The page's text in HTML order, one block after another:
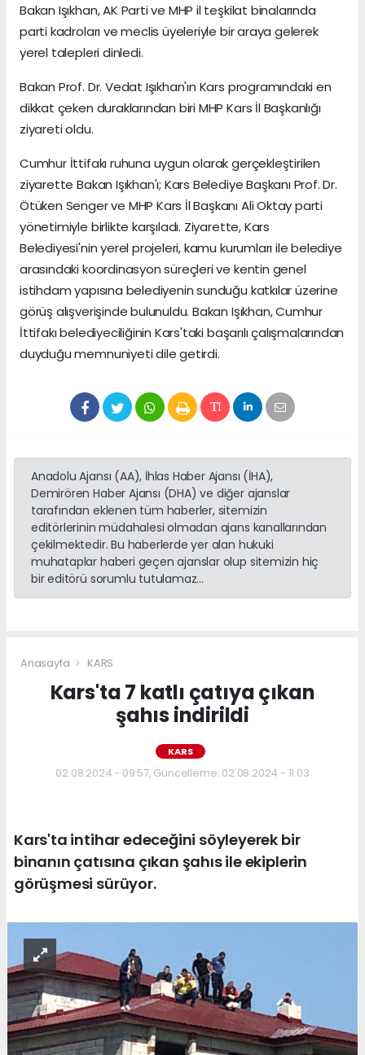
Bakan Işıkhan, AK Parti ve MHP il teşkilat binalarında
parti kadroları ve meclis üyeleriyle bir araya gelerek
yerel talepleri dinledi.
Bakan Prof. Dr. Vedat Işıkhan'ın Kars programındaki en
dikkat çeken duraklarından biri MHP Kars İl Başkanlığı
ziyareti oldu.
Cumhur İttifakı ruhuna uygun olarak gerçekleştirilen
ziyarette Bakan Işıkhan'ı; Kars Belediye Başkanı Prof. Dr.
Ötüken Senger ve MHP Kars İl Başkanı Ali Oktay parti
yönetimiyle birlikte karşıladı. Ziyarette, Kars
Belediyesi'nin yerel projeleri, kamu kurumları ile belediye
arasındaki koordinasyon süreçleri ve kentin genel
istihdam yapısına belediyenin sunduğu katkılar üzerine
görüş alışverişinde bulunuldu. Bakan Işıkhan, Cumhur
İttifakı belediyeciliğinin Kars'taki başarılı çalışmalarından
duyduğu memnuniyeti dile getirdi.
Anadolu Ajansı (AA), İhlas Haber Ajansı (İHA),
Demirören Haber Ajansı (DHA) ve diğer ajanslar
tarafından eklenen tüm haberler, sitemizin
editörlerinin müdahalesi olmadan ajans kanallarından
çekilmektedir. Bu haberlerde yer alan hukuki
muhataplar haberi geçen ajanslar olup sitemizin hiç
bir editörü sorumlu tutulamaz...
Anasayfa KARS
Kars'ta 7 katlı çatıya çıkan
şahıs indirildi
KARS
02.08.2024 - 09:57, Güncelleme: 02.08.2024 - 11:03
Kars'ta intihar edeceğini söyleyerek bir
binanın çatısına çıkan şahıs ile ekiplerin
görüşmesi sürüyor.